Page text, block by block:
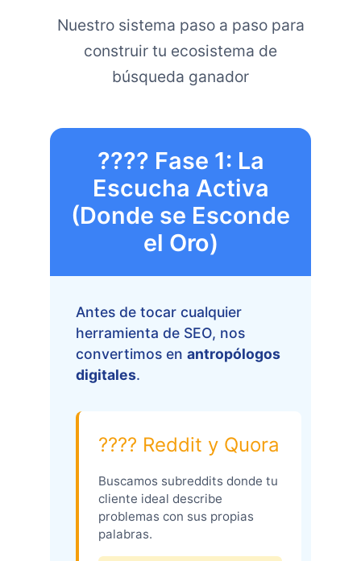
Nuestro sistema paso a paso para
construir tu ecosistema de
búsqueda ganador
???? Fase 1: La
Escucha Activa
(Donde se Esconde
el Oro)
Antes de tocar cualquier
herramienta de SEO, nos
convertimos en antropólogos
digitales.
???? Reddit y Quora
Buscamos subreddits donde tu
cliente ideal describe
problemas con sus propias
palabras.